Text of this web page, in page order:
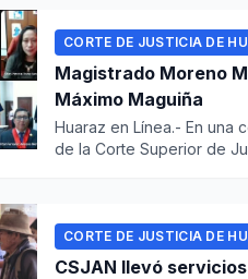
CORTE DE JUSTICIA DE
Magistrado Moreno
Máximo Maguiña
Huaraz en Línea.- En una
de la Corte Superior de
CORTE DE JUSTICIA DE
CSJAN llevó